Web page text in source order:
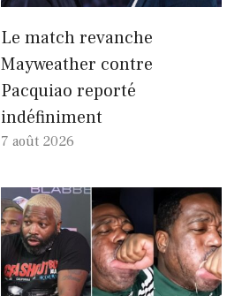
Le match revanche
Mayweather contre
Pacquiao reporté
indéfiniment
7 août 2026